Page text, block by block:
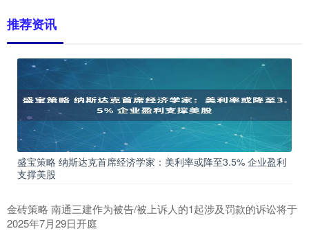
推荐资讯
盛宝策略 纳斯达克首席经济学家：美利率或降至3.5% 企业盈利
支撑美股
金砖策略 南通三建作为被告/被上诉人的1起涉及罚款的诉讼将于
2025年7月29日开庭